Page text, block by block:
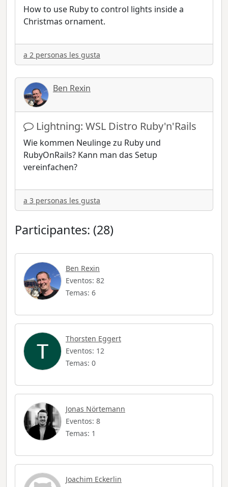
How to use Ruby to control lights inside a
Christmas ornament.
a 2 personas les gusta
Ben Rexin
Lightning: WSL Distro Ruby'n'Rails
Wie kommen Neulinge zu Ruby und
RubyOnRails? Kann man das Setup
vereinfachen?
a 3 personas les gusta
Participantes: (28)
Ben Rexin
Eventos: 82
Temas: 6
Thorsten Eggert
Eventos: 12
Temas: 0
Jonas Nörtemann
Eventos: 8
Temas: 1
Joachim Eckerlin